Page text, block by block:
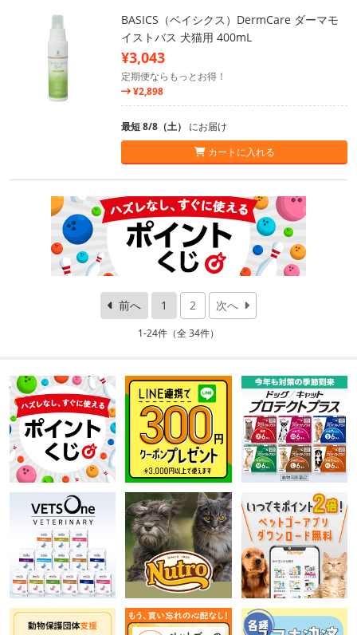
BASICS（ベイシクス）DermCare ダーマモ
イストバス 犬猫用 400mL
¥3,043
定期便ならもっとお得！
¥2,898
最短 8/8（土） にお届け
カートに入れる
前へ 1 2 次へ
1-24件（全 34件）